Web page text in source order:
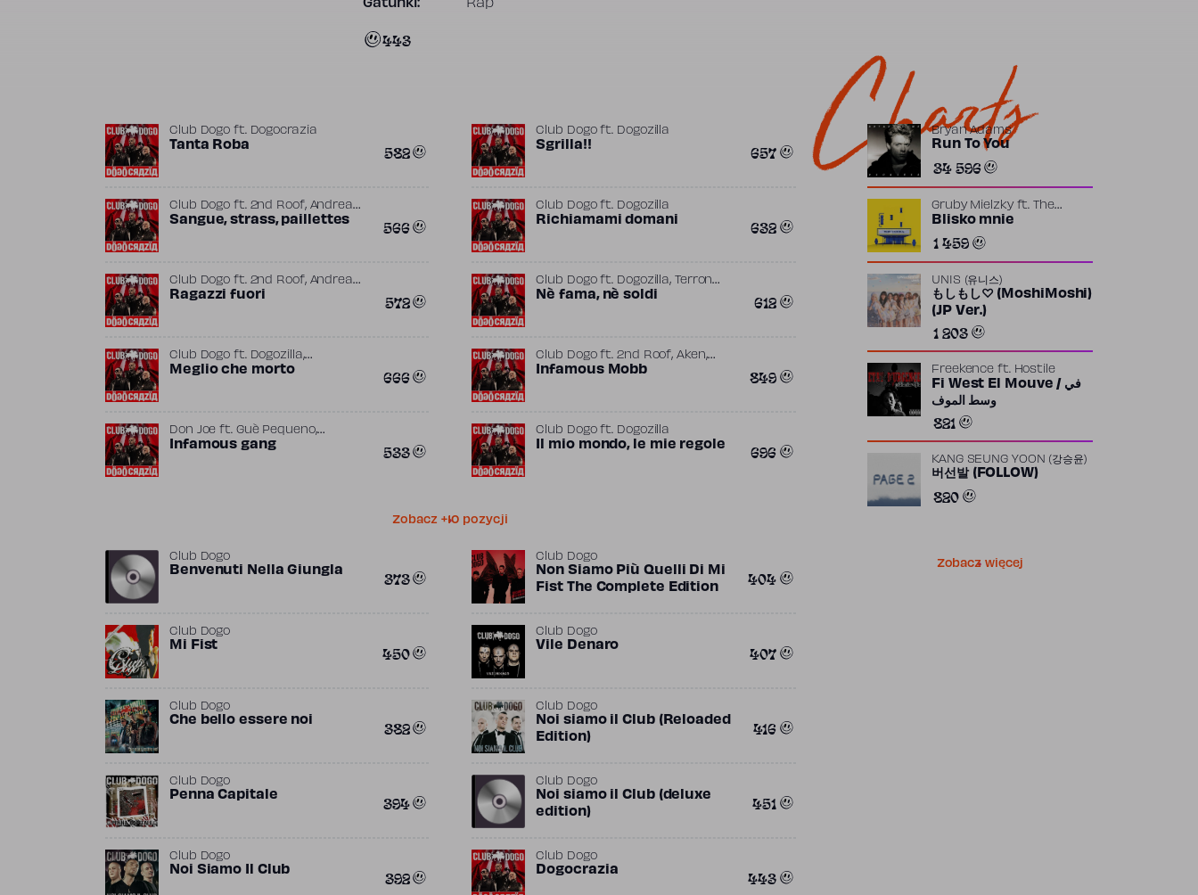
Gatunki: Rap
443
Club Dogo ft. Dogocrazia
Tanta Roba 582
Club Dogoft. Dogozilla
Sgrilla!! 657
Club Dogo ft. 2nd Roof, Andrea
BZilla,Boston George,Dj Andry,
Sangue, strass, paillettes 566
Club Dogoft. Dogozilla
Richiamami domani 632
Club Dogo ft. 2nd Roof, Andrea
BZilla,Boston George
Ragazzi fuori 572
Club Dogoft. Dogozilla,
Terron
Fabio
Nè fama, nè soldi 612
Club Dogo ft. Dogozilla,
Marracash
Meglio che morto 666
Club Dogoft.2nd Roof,Aken,
Andrea BZilla, Boston George
Infamous Mobb 849
Don Joe ft. Guè Pequeno,
Infamous Mobb,Jake La Furia
Infamous gang 533
Club Dogoft. Dogozilla
Il mio mondo, le mie regole 696
Zobacz +10 pozycji
Club Dogo
Benvenuti Nella Giungla 373
Club Dogo
Non Siamo Più Quelli Di Mi
Fist The Complete Edition
404
Club Dogo
Mi Fist 450
Club Dogo
Vile Denaro 407
Club Dogo
Che bello essere noi 382
Club Dogo
Noi siamo il Club (Reloaded
Edition)
416
Club Dogo
Penna Capitale 394
Club Dogo
Noi siamo il Club (deluxe
edition)
451
Club Dogo
Noi Siamo Il Club 392
Club Dogo
Dogocrazia 443
Charts
Bryan Adams
Run To You
34 596
Gruby Mielzkyft.
The
Returners
Blisko mnie
1 459
UNIS (유니스)
もしもし♡ (MoshiMoshi)
(JP Ver.)
1 203
Freekence ft. Hostile
Fi West El Mouve / في
وسط الموف
821
KANG SEUNG YOON (강승윤)
버선발 (FOLLOW)
820
Zobacz więcej